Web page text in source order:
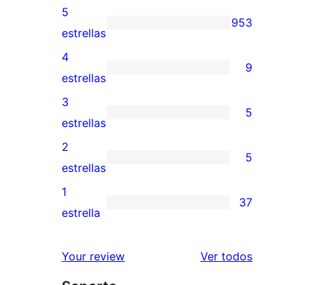
953
valoraciones
de
5
estrellas
5
estrellas
953
9
valoraciones
de
4
estrellas
4
estrellas
9
5
valoraciones
de
3
estrellas
3
estrellas
5
5
valoraciones
de
estrellas
2
estrellas
5
37
de
1
estrella
37
Your review Ver todoslos